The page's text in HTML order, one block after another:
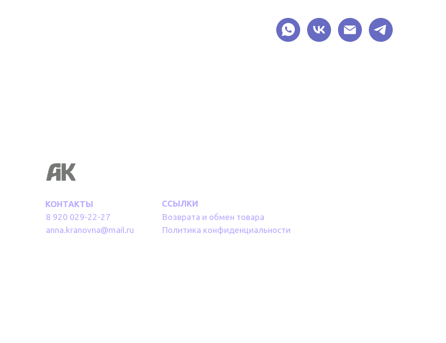
КОНТАКТЫ
8 920 029-22-27
anna.kranovna@mail.ru
ССЫЛКИ
Возврата и обмен товара
Политика конфиденциальности